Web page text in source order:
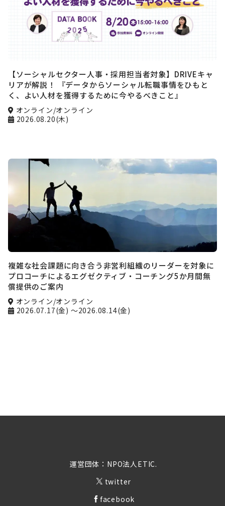
【ソーシャルセクター人事・採用担当者対象】DRIVEキャ
リアが解説！ 『データからソーシャル転職事情をひもと
く、よい人材を獲得するために今やるべきこと』
オンライン/オンライン
2026.08.20(木)
複雑な社会課題に向き合う非営利組織のリーダーを対象に
プロコーチによるエグゼクティブ・コーチング5か月間無
償提供のご案内
オンライン/オンライン
2026.07.17(金) ～2026.08.14(金)
運営団体：NPO法人ETIC.
twitter
facebook